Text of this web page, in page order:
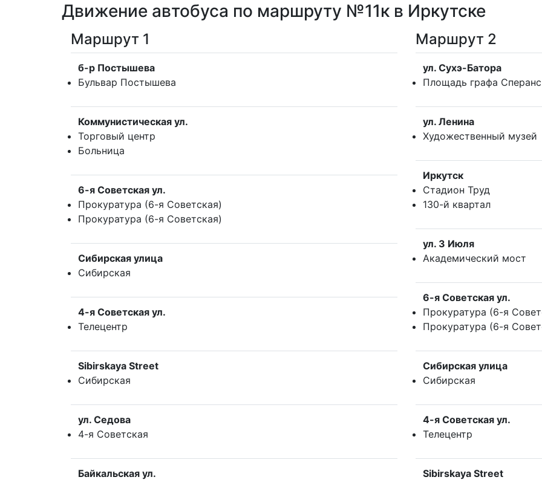
Движение автобуса по маршруту №11к в Иркутске
Маршрут 1
б-р Постышева
Бульвар Постышева
Коммунистическая ул.
Торговый центр
Больница
6-я Советская ул.
Прокуратура (6-я Советская)
Прокуратура (6-я Советская)
Сибирская улица
Сибирская
4-я Советская ул.
Телецентр
Sibirskaya Street
Сибирская
ул. Седова
4-я Советская
Байкальская ул.
Маршрут 2
ул. Сухэ-Батора
Площадь графа
ул. Ленина
Художественный музей
Иркутск
Стадион Труд
130-й квартал
ул. 3 Июля
Академический мост
6-я Советская ул.
Прокуратура (6-я
Прокуратура (6-я
Сибирская улица
Сибирская
4-я Советская ул.
Телецентр
Sibirskaya Street